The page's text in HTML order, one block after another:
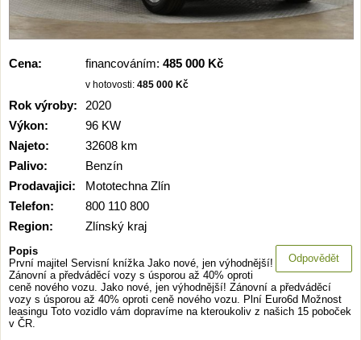
Cena: financováním: 485 000 Kč
v hotovosti: 485 000 Kč
Rok výroby:
2020
Výkon:
96 KW
Najeto:
32608 km
Palivo:
Benzín
Prodavajici:
Mototechna Zlín
Telefon:
800 110 800
Region:
Zlínský kraj
Odpovědět
Popis
První majitel Servisní knížka Jako nové, jen výhodnější!
Zánovní a předváděcí vozy s úsporou až 40% oproti
ceně nového vozu. Jako nové, jen výhodnější! Zánovní a předváděcí
vozy s úsporou až 40% oproti ceně nového vozu. Plní Euro6d Možnost
leasingu Toto vozidlo vám dopravíme na kteroukoliv z našich 15 poboček
v ČR.